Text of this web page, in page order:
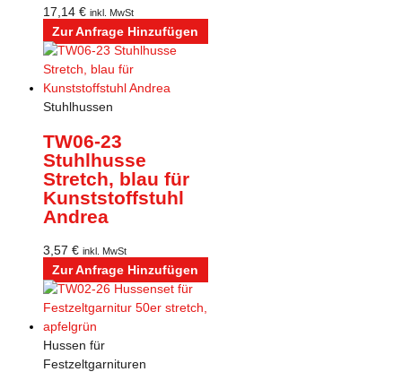
17,14 € inkl. MwSt
Zur Anfrage Hinzufügen
Stuhlhussen
TW06-23
Stuhlhusse
Stretch, blau für
Kunststoffstuhl
Andrea
3,57 € inkl. MwSt
Zur Anfrage Hinzufügen
Hussen für
Festzeltgarnituren